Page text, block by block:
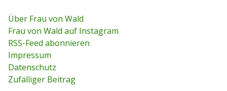
a
v
i
g
c
h
f
o
r
:
Über Frau von Wald
Frau von Wald auf Instagram
RSS-Feed abonnieren
Impressum
Datenschutz
Zufälliger Beitrag